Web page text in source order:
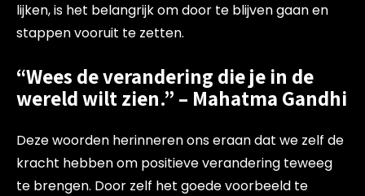
lijken, is het belangrijk om door te blijven gaan en
stappen vooruit te zetten.
“Wees de verandering die je in de
wereld wilt zien.” – Mahatma Gandhi
Deze woorden herinneren ons eraan dat we zelf de
kracht hebben om positieve verandering teweeg
te brengen. Door zelf het goede voorbeeld te